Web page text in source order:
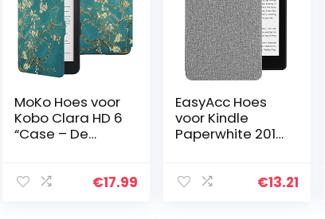
MoKo Hoes voor
Kobo Clara HD 6
“Case – De
beschermhoes
€17.99
EasyAcc Hoes
voor Kindle
Paperwhite 2018
Smartshell Case
€13.21